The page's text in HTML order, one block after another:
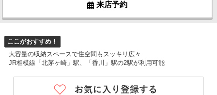
来店予約
ここがおすすめ！
大容量の収納スペースで住空間もスッキリ広々
JR相模線「北茅ヶ崎」駅、「香川」駅の2駅が利用可能